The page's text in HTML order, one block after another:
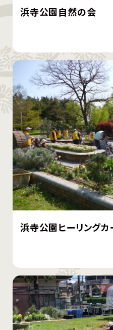
浜寺公園自然の会
浜寺公園ヒーリングカ